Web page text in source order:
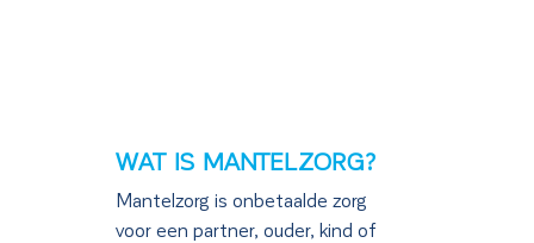
WAT IS MANTELZORG?
Mantelzorg is onbetaalde zorg
voor een partner, ouder, kind of